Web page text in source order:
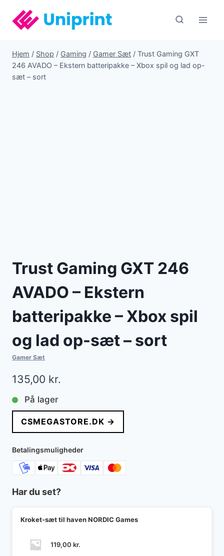
indhold
Hjem / Shop / Gaming / Gamer Sæt / Trust Gaming GXT
246 AVADO – Ekstern batteripakke – Xbox spil og lad op-
sæt – sort
Trust Gaming GXT 246
AVADO – Ekstern
batteripakke – Xbox spil
og lad op-sæt – sort
Gamer Sæt
135,00 kr.
På lager
CSMEGASTORE.DK →
Betalingsmuligheder
Har du set?
Kroket-sæt til haven NORDIC Games
119,00 kr.